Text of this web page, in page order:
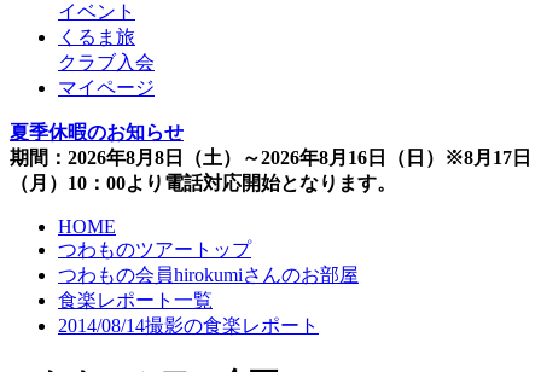
イベント
くるま旅
クラブ入会
マイページ
夏季休暇のお知らせ
期間：2026年8月8日（土）～2026年8月16日（日）※8月17日
（月）10：00より電話対応開始となります。
HOME
つわものツアートップ
つわもの会員hirokumiさんのお部屋
食楽レポート一覧
2014/08/14撮影の食楽レポート